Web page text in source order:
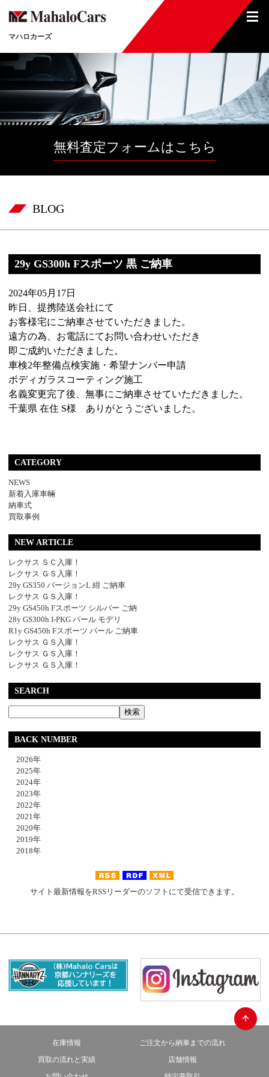
マハロカーズ
無料査定フォームはこちら
BLOG
29y GS300h Fスポーツ 黒 ご納車
2024年05月17日
昨日、提携陸送会社にて
お客様宅にご納車させていただきました。
遠方の為、お電話にてお問い合わせいただき
即ご成約いただきました。
車検2年整備点検実施・希望ナンバー申請
ボディガラスコーティング施工
名義変更完了後、無事にご納車させていただきました。
千葉県 在住 S様 ありがとうございました。
CATEGORY
NEWS
新着入庫車輛
納車式
買取事例
NEW ARTICLE
レクサス ＳＣ入庫！
レクサス ＧＳ入庫！
29y GS350 バージョンL 紺 ご納車
レクサス ＧＳ入庫！
29y GS450h Fスポーツ シルバー ご納
28y GS300h I-PKG パール モデリ
R1y GS450h Fスポーツ パール ご納車
レクサス ＧＳ入庫！
レクサス ＧＳ入庫！
レクサス ＧＳ入庫！
SEARCH
BACK NUMBER
2026年
2025年
2024年
2023年
2022年
2021年
2020年
2019年
2018年
サイト最新情報をRSSリーダーのソフトにて受信できます。
在庫情報
ご注文から納車までの流れ
買取の流れと実績
店舗情報